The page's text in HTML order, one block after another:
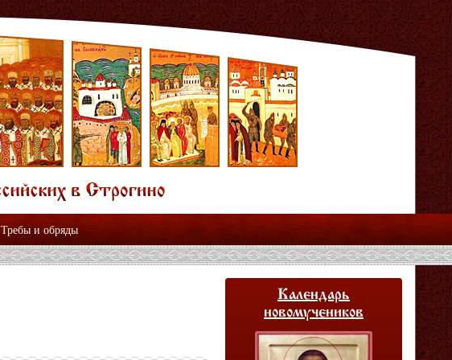
Требы и обряды
Календарь
новомучеников